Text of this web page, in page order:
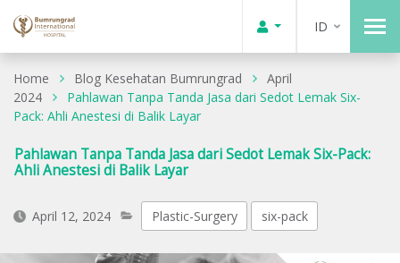
ID
Home Blog Kesehatan Bumrungrad
April
2024
Pahlawan Tanpa Tanda Jasa dari Sedot Lemak Six-
Pack: Ahli Anestesi di Balik Layar
Pahlawan Tanpa Tanda Jasa dari Sedot Lemak Six-Pack:
Ahli Anestesi di Balik Layar
April 12, 2024 Plastic-Surgery six-pack